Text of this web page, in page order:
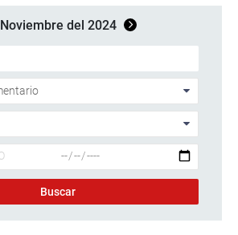
Noviembre del 2024